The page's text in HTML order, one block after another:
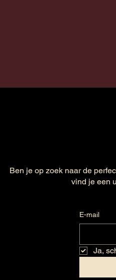
Ben je op zoek naar de
vind je een
E-mail
Ja,